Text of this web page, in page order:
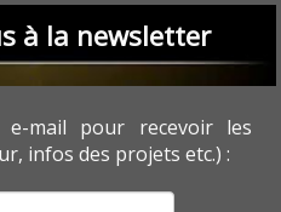
à la newsletter
e-mail pour recevoir les
infos des projets etc.) :